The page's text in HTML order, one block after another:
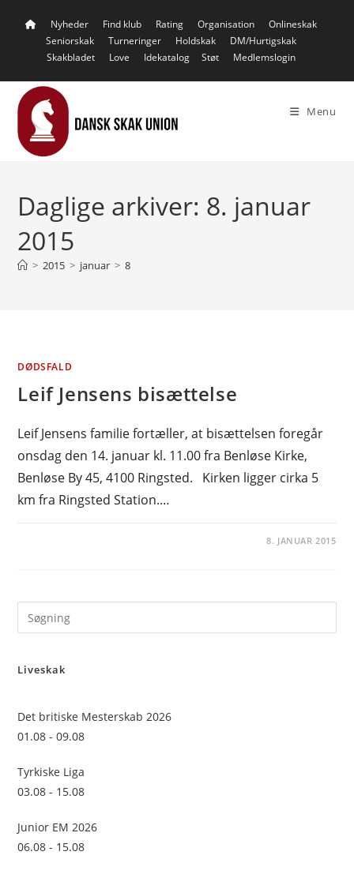
Nyheder Find klub Rating Organisation
Onlineskak
Seniorskak
Turneringer Holdskak
DM/Hurtigskak
Skakbladet
Love Idekatalog Støt Medlemslogin
Menu
Daglige arkiver: 8. januar
2015
> 2015 > januar > 8
DØDSFALD
Leif Jensens bisættelse
Leif Jensens familie fortæller, at bisættelsen foregår
onsdag den 14. januar kl. 11.00 fra Benløse Kirke,
Benløse By 45, 4100 Ringsted. Kirken ligger cirka 5
km fra Ringsted Station.…
8. JANUAR 2015
Liveskak
Det britiske Mesterskab 2026
01.08 - 09.08
Tyrkiske Liga
03.08 - 15.08
Junior EM 2026
06.08 - 15.08